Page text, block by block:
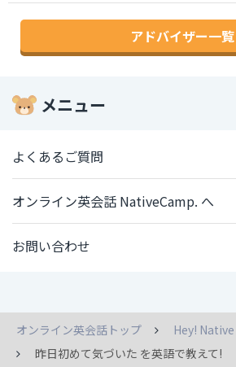
アドバイザー一覧
メニュー
よくあるご質問
オンライン英会話 NativeCamp. へ
お問い合わせ
オンライン英会話トップ
Hey!
昨日初めて気づいた を英語で教えて!